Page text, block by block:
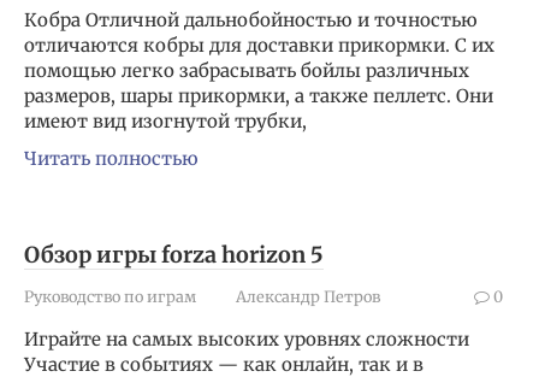
Кобра Отличной дальнобойностью и точностью
отличаются кобры для доставки прикормки. С их
помощью легко забрасывать бойлы различных
размеров, шары прикормки, а также пеллетс. Они
имеют вид изогнутой трубки,
Читать полностью
Обзор игры forza horizon 5
Руководство по играм Александр Петров 0
Играйте на самых высоких уровнях сложности
Участие в событиях — как онлайн, так и в